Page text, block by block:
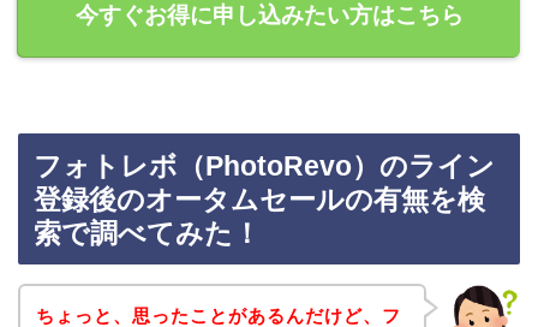
今すぐお得に申し込みたい方はこちら
フォトレボ（PhotoRevo）のライン
登録後のオータムセールの有無を検
索で調べてみた！
ちょっと、思ったことがあるんだけど、フ